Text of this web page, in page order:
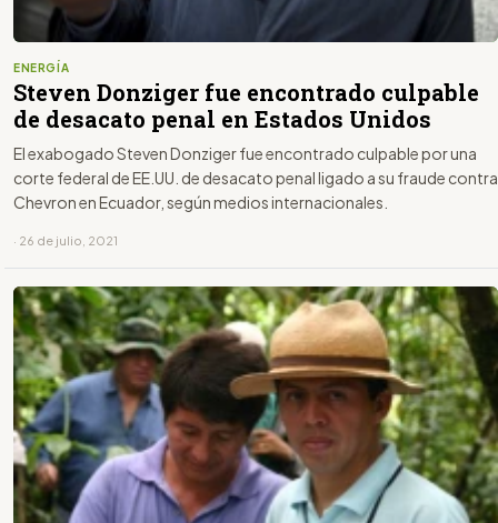
ENERGÍA
Steven Donziger fue encontrado culpable
de desacato penal en Estados Unidos
El exabogado Steven Donziger fue encontrado culpable por una
corte federal de EE.UU. de desacato penal ligado a su fraude contra
Chevron en Ecuador, según medios internacionales.
· 26 de julio, 2021